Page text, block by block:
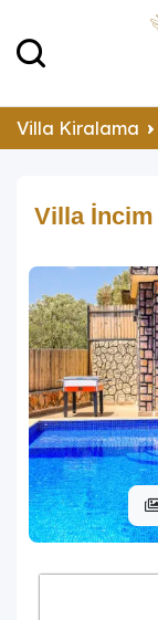
Villa Kiralama
Villa İncim